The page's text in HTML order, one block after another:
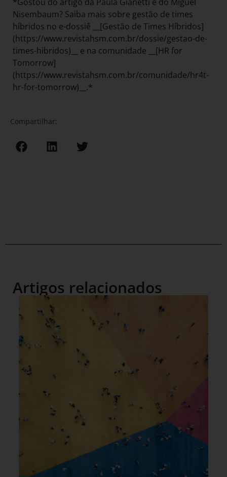
Nisembaum? Saiba mais sobre gestão de times
híbridos no e-dossiê __[Gestão de Times Híbridos]
(https://www.revistahsm.com.br/dossie/gestao-de-
times-hibridos)__ e na comunidade __[HR for
Tomorrow]
(https://www.revistahsm.com.br/comunidade/hr4t-
hr-for-tomorrow)__.*
Compartilhar:
Artigos relacionados